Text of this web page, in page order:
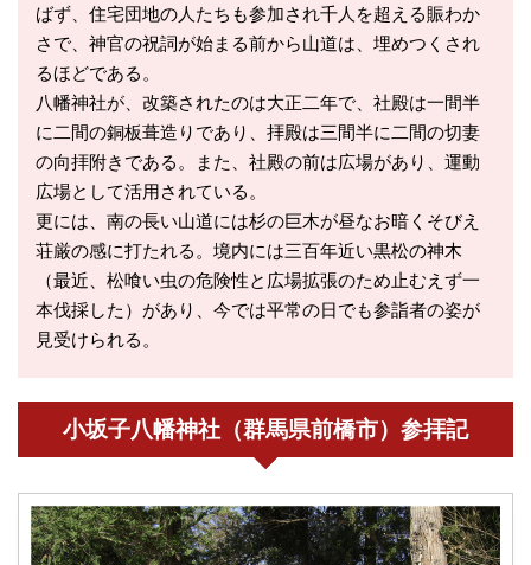
ばず、住宅団地の人たちも参加され千人を超える賑わか
さで、神官の祝詞が始まる前から山道は、埋めつくされ
るほどである。
八幡神社が、改築されたのは大正二年で、社殿は一間半
に二間の銅板葺造りであり、拝殿は三間半に二間の切妻
の向拝附きである。また、社殿の前は広場があり、運動
広場として活用されている。
更には、南の長い山道には杉の巨木が昼なお暗くそびえ
荘厳の感に打たれる。境内には三百年近い黒松の神木
（最近、松喰い虫の危険性と広場拡張のため止むえず一
本伐採した）があり、今では平常の日でも参詣者の姿が
見受けられる。
小坂子八幡神社（群馬県前橋市）参拝記